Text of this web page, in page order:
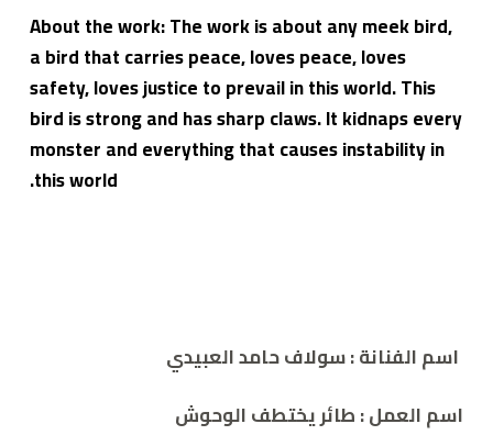
About the work: The work is about any meek bird,
a bird that carries peace, loves peace, loves
safety, loves justice to prevail in this world. This
bird is strong and has sharp claws. It kidnaps every
monster and everything that causes instability in
this world.
اسم الفنانة: سولاف حامد العبيدي
اسم العمل:طائر يختطف الوحوش